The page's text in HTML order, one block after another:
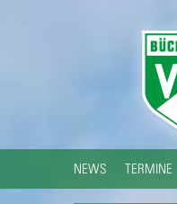
NEWS TERMINE